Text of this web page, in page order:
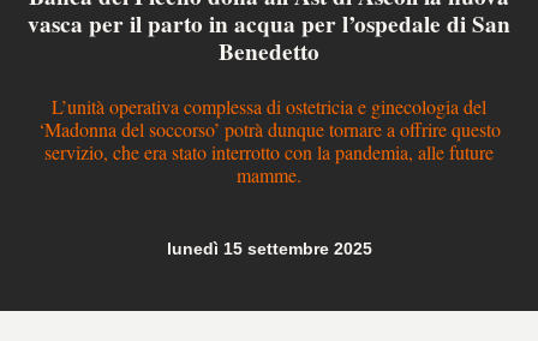
vasca per il parto in acqua per l’ospedale di San
Benedetto
L’unità operativa complessa di ostetricia e ginecologia del
‘Madonna del soccorso’ potrà dunque tornare a offrire questo
servizio, che era stato interrotto con la pandemia, alle future
mamme.
lunedì 15 settembre 2025